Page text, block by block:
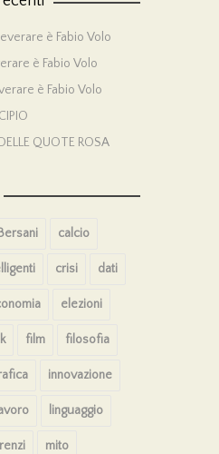
è Fabio Volo
è Fabio Volo
è Fabio Volo
QUOTE ROSA
Bersani calcio
crisi dati
elezioni
film filosofia
innovazione
linguaggio
mito